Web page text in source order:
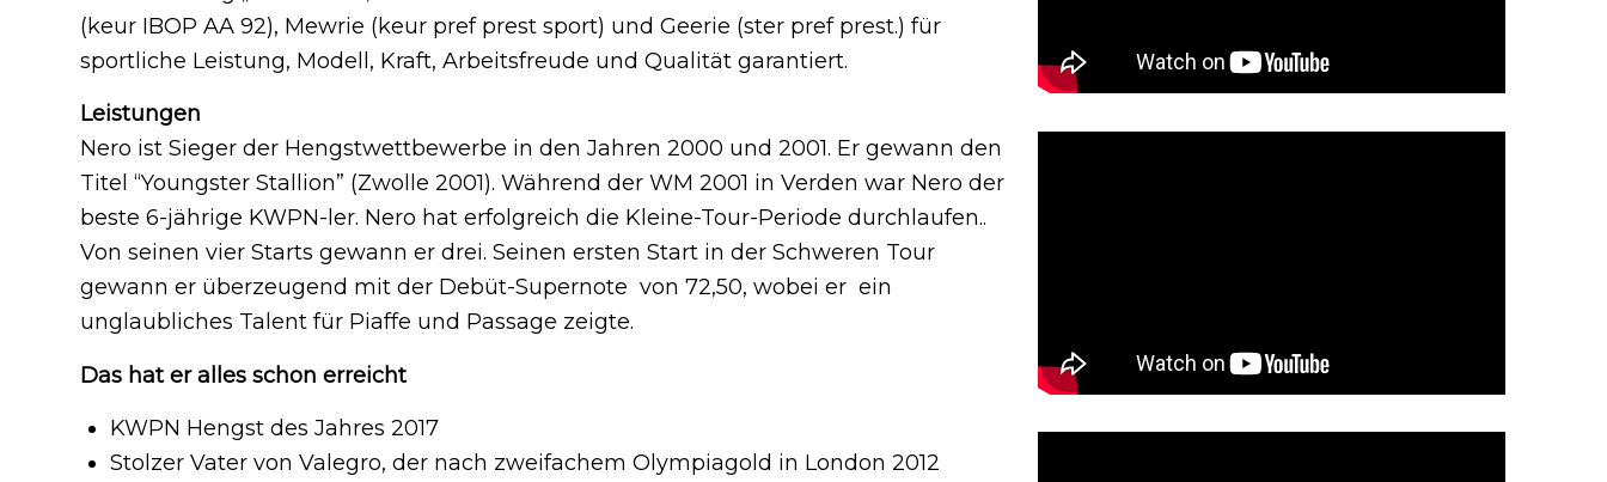
(keur IBOP AA 92), Mewrie (keur pref prest sport) und Geerie (ster pref prest.) für
sportliche Leistung, Modell, Kraft, Arbeitsfreude und Qualität garantiert.
Leistungen
Nero ist Sieger der Hengstwettbewerbe in den Jahren 2000 und 2001. Er gewann den
Titel “Youngster Stallion” (Zwolle 2001). Während der WM 2001 in Verden war Nero der
beste 6-jährige KWPN-ler. Nero hat erfolgreich die Kleine-Tour-Periode durchlaufen..
Von seinen vier Starts gewann er drei. Seinen ersten Start in der Schweren Tour
gewann er überzeugend mit der Debüt-Supernote von 72,50, wobei er ein
unglaubliches Talent für Piaffe und Passage zeigte.
Das hat er alles schon erreicht
KWPN Hengst des Jahres 2017
Stolzer Vater von Valegro, der nach zweifachem Olympiagold in London 2012